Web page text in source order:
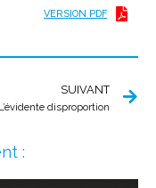
VERSION PDF
SUIVANT
L’évidente disproportion
: